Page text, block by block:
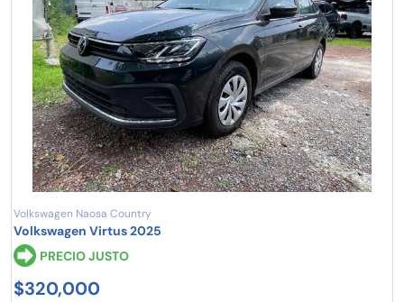
Volkswagen Naosa Country
Volkswagen Virtus 2025
PRECIO JUSTO
$320,000